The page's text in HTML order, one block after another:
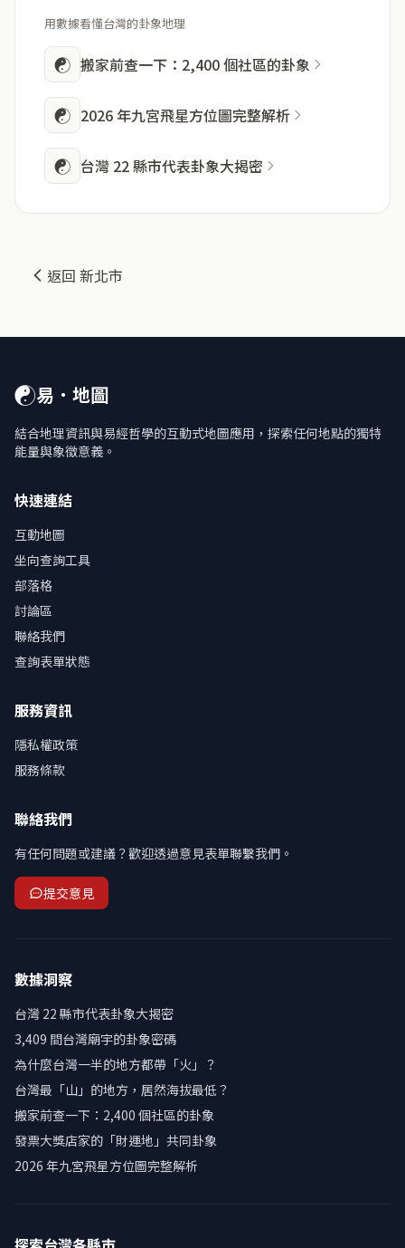
用數據看懂台灣的卦象地理
☯ 搬家前查一下：2,400 個社區的卦象
☯ 2026 年九宮飛星方位圖完整解析
☯ 台灣 22 縣市代表卦象大揭密
返回 新北市
☯易．地圖
結合地理資訊與易經哲學的互動式地圖應用，探索任何地點的獨特
能量與象徵意義。
快速連結
互動地圖
坐向查詢工具
部落格
討論區
聯絡我們
查詢表單狀態
服務資訊
隱私權政策
服務條款
聯絡我們
有任何問題或建議？歡迎透過意見表單聯繫我們。
提交意見
數據洞察
台灣 22 縣市代表卦象大揭密
3,409 間台灣廟宇的卦象密碼
為什麼台灣一半的地方都帶「火」？
台灣最「山」的地方，居然海拔最低？
搬家前查一下：2,400 個社區的卦象
發票大獎店家的「財運地」共同卦象
2026 年九宮飛星方位圖完整解析